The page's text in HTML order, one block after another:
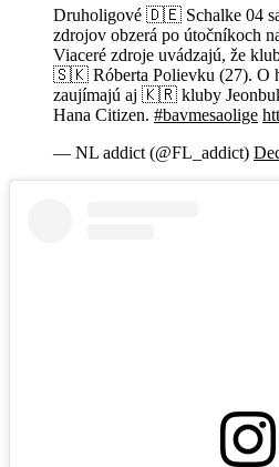
Druholigové 🇩🇪 Schalke 04
zdrojov obzerá po útočníkoch
Viaceré zdroje uvádzajú, že
🇸🇰 Róberta Polievku (27). O
zaujímajú aj 🇰🇷 kluby
Hana Citizen. #bavmesaolige
— NL addict (@FL_addict)